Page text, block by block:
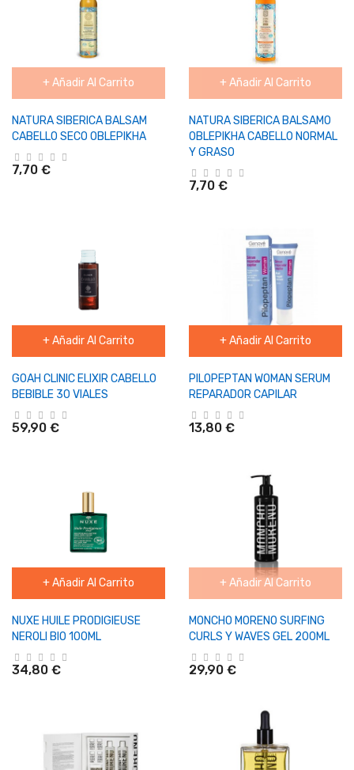
+ Añadir Al Carrito
NATURA SIBERICA BALSAM
CABELLO SECO OBLEPIKHA
7,70 €
+ Añadir Al Carrito
NATURA SIBERICA BALSAMO
OBLEPIKHA CABELLO NORMAL
Y GRASO
7,70 €
+ Añadir Al Carrito
GOAH CLINIC ELIXIR CABELLO
BEBIBLE 30 VIALES
59,90 €
+ Añadir Al Carrito
PILOPEPTAN WOMAN SERUM
REPARADOR CAPILAR
13,80 €
+ Añadir Al Carrito
NUXE HUILE PRODIGIEUSE
NEROLI BIO 100ML
34,80 €
+ Añadir Al Carrito
MONCHO MORENO SURFING
CURLS Y WAVES GEL 200ML
29,90 €